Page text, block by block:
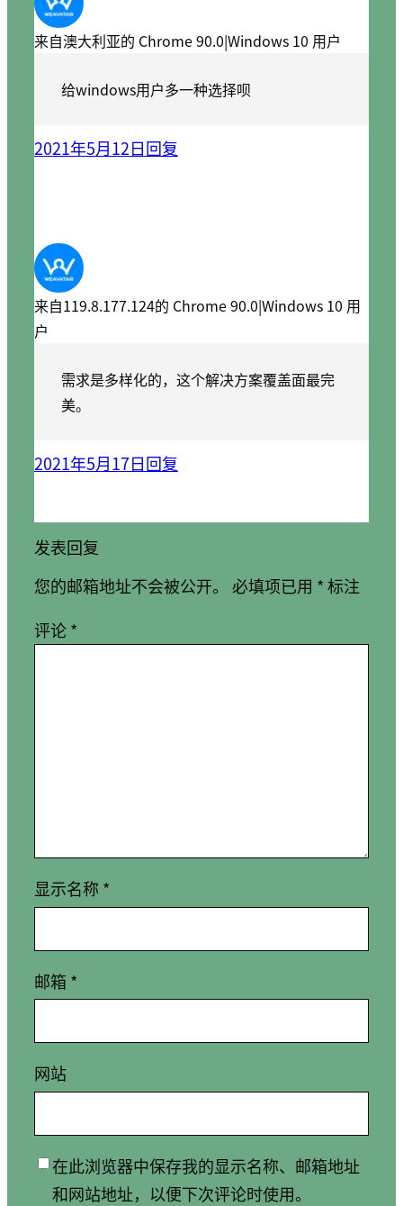
来自澳大利亚的 Chrome 90.0|Windows 10 用户
给windows用户多一种选择呗
2021年5月12日回复
来自119.8.177.124的 Chrome 90.0|Windows 10 用
户
需求是多样化的，这个解决方案覆盖面最完
美。
2021年5月17日回复
发表回复
您的邮箱地址不会被公开。 必填项已用 *标注
评论*
显示名称 *
邮箱 *
网站
在此浏览器中保存我的显示名称、邮箱地址
和网站地址，以便下次评论时使用。